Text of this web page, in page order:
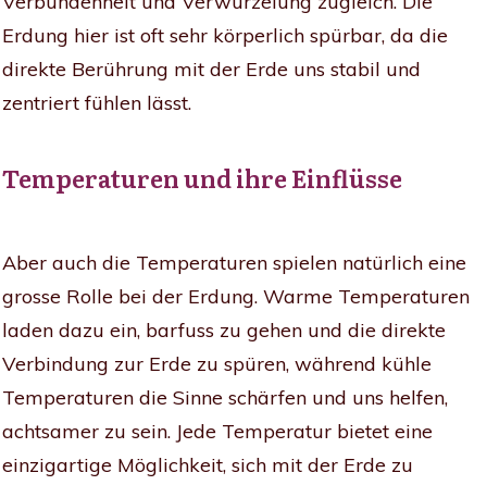
Erdung hier ist oft sehr körperlich spürbar, da die
direkte Berührung mit der Erde uns stabil und
zentriert fühlen lässt.
Temperaturen und ihre Einflüsse
Aber auch die Temperaturen spielen natürlich eine
grosse Rolle bei der Erdung. Warme Temperaturen
laden dazu ein, barfuss zu gehen und die direkte
Verbindung zur Erde zu spüren, während kühle
Temperaturen die Sinne schärfen und uns helfen,
achtsamer zu sein. Jede Temperatur bietet eine
einzigartige Möglichkeit, sich mit der Erde zu